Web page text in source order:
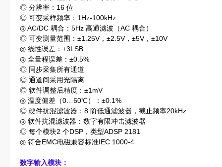
◎ 分辨率：16 位
◎ 可变采样频率：1Hz-100kHz
◎ AC/DC 耦合：5Hz 高通滤波（AC 耦合）
◎ 可变测量范围：±1.25V，±2.5V，±5V，±10V
◎ 线性误差：±3LSB
◎ 全量程误差：±0.5%
◎ 同步采集所有通道
◎ 通道间采用光隔离
◎ 软件调整后精度：±1mV
◎ 温度偏差（0…60℃）：±0.1%
◎ 硬件抗混滤波器：8 阶低通滤波器，截止频率20kHz
◎ 软件抗混滤波器：数字有限冲击滤波器
◎ 每个模块2 个DSP，类型ADSP 2181
◎ 符合EMC电磁兼容标准IEC 1000-4
数字输入模块：